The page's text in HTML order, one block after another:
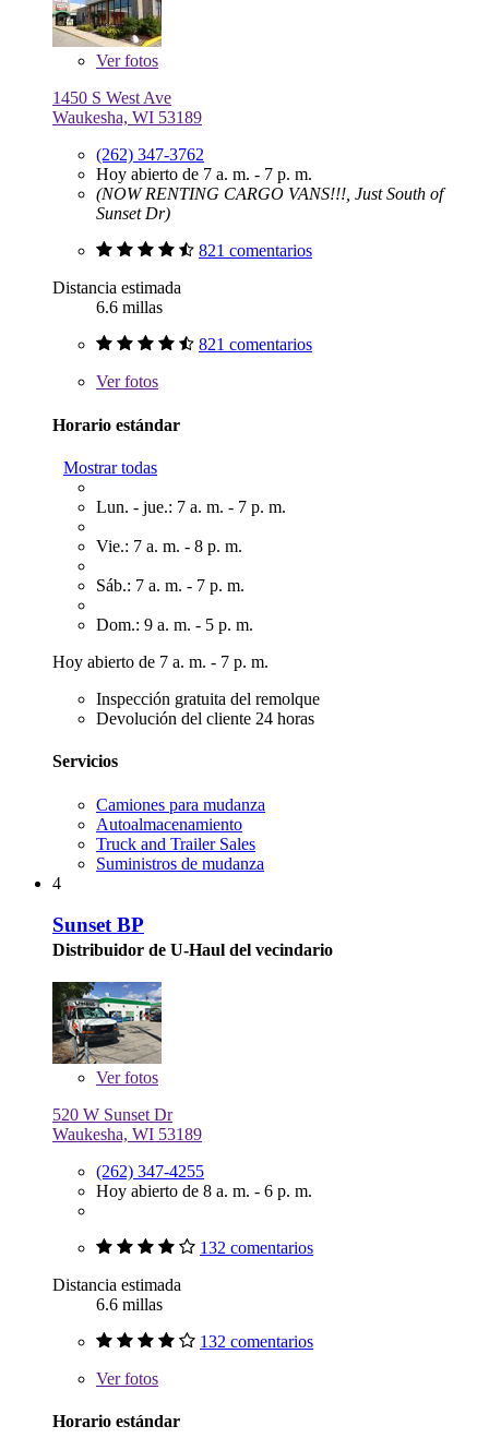
Verfotos
1450 S West Ave
Waukesha, WI 53189
(262) 347-3762
Hoy abierto de 7 a. m. - 7 p. m.
(NOW RENTING CARGO VANS!!!, Just South of
Sunset Dr)
821 comentarios
Distancia estimada
6.6 millas
821 comentarios
Verfotos
Horario estándar
Mostrar todas
Lun. - jue.: 7 a. m. - 7 p. m.
Vie.: 7 a. m. - 8 p. m.
Sáb.: 7 a. m. - 7 p. m.
Dom.: 9 a. m. - 5 p. m.
Hoy abierto de 7 a. m. - 7 p. m.
Inspección gratuita del remolque
Devolución del cliente 24 horas
Servicios
Camiones para mudanza
Autoalmacenamiento
Truck and Trailer Sales
Suministros de mudanza
4
Sunset BP
Distribuidor de U-Haul del vecindario
Verfotos
520 W Sunset Dr
Waukesha, WI 53189
(262) 347-4255
Hoy abierto de 8 a. m. - 6 p. m.
132 comentarios
Distancia estimada
6.6 millas
132 comentarios
Verfotos
Horario estándar